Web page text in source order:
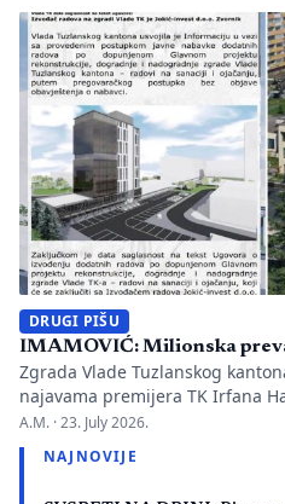
medicinskih fakulteta vode
Hercegovini. […]
DRUGI PIŠU
IMAMOVIĆ: Milionska
Zgrada Vlade Tuzlanskog
najavama premijera TK Irfana
početkom jula ove godine, ni 18
rekonstrukcije nije u potpunosti
ranije potvrđeno, nepotpuna
A.M. ·23. July 2026.
NAJNOVIJE